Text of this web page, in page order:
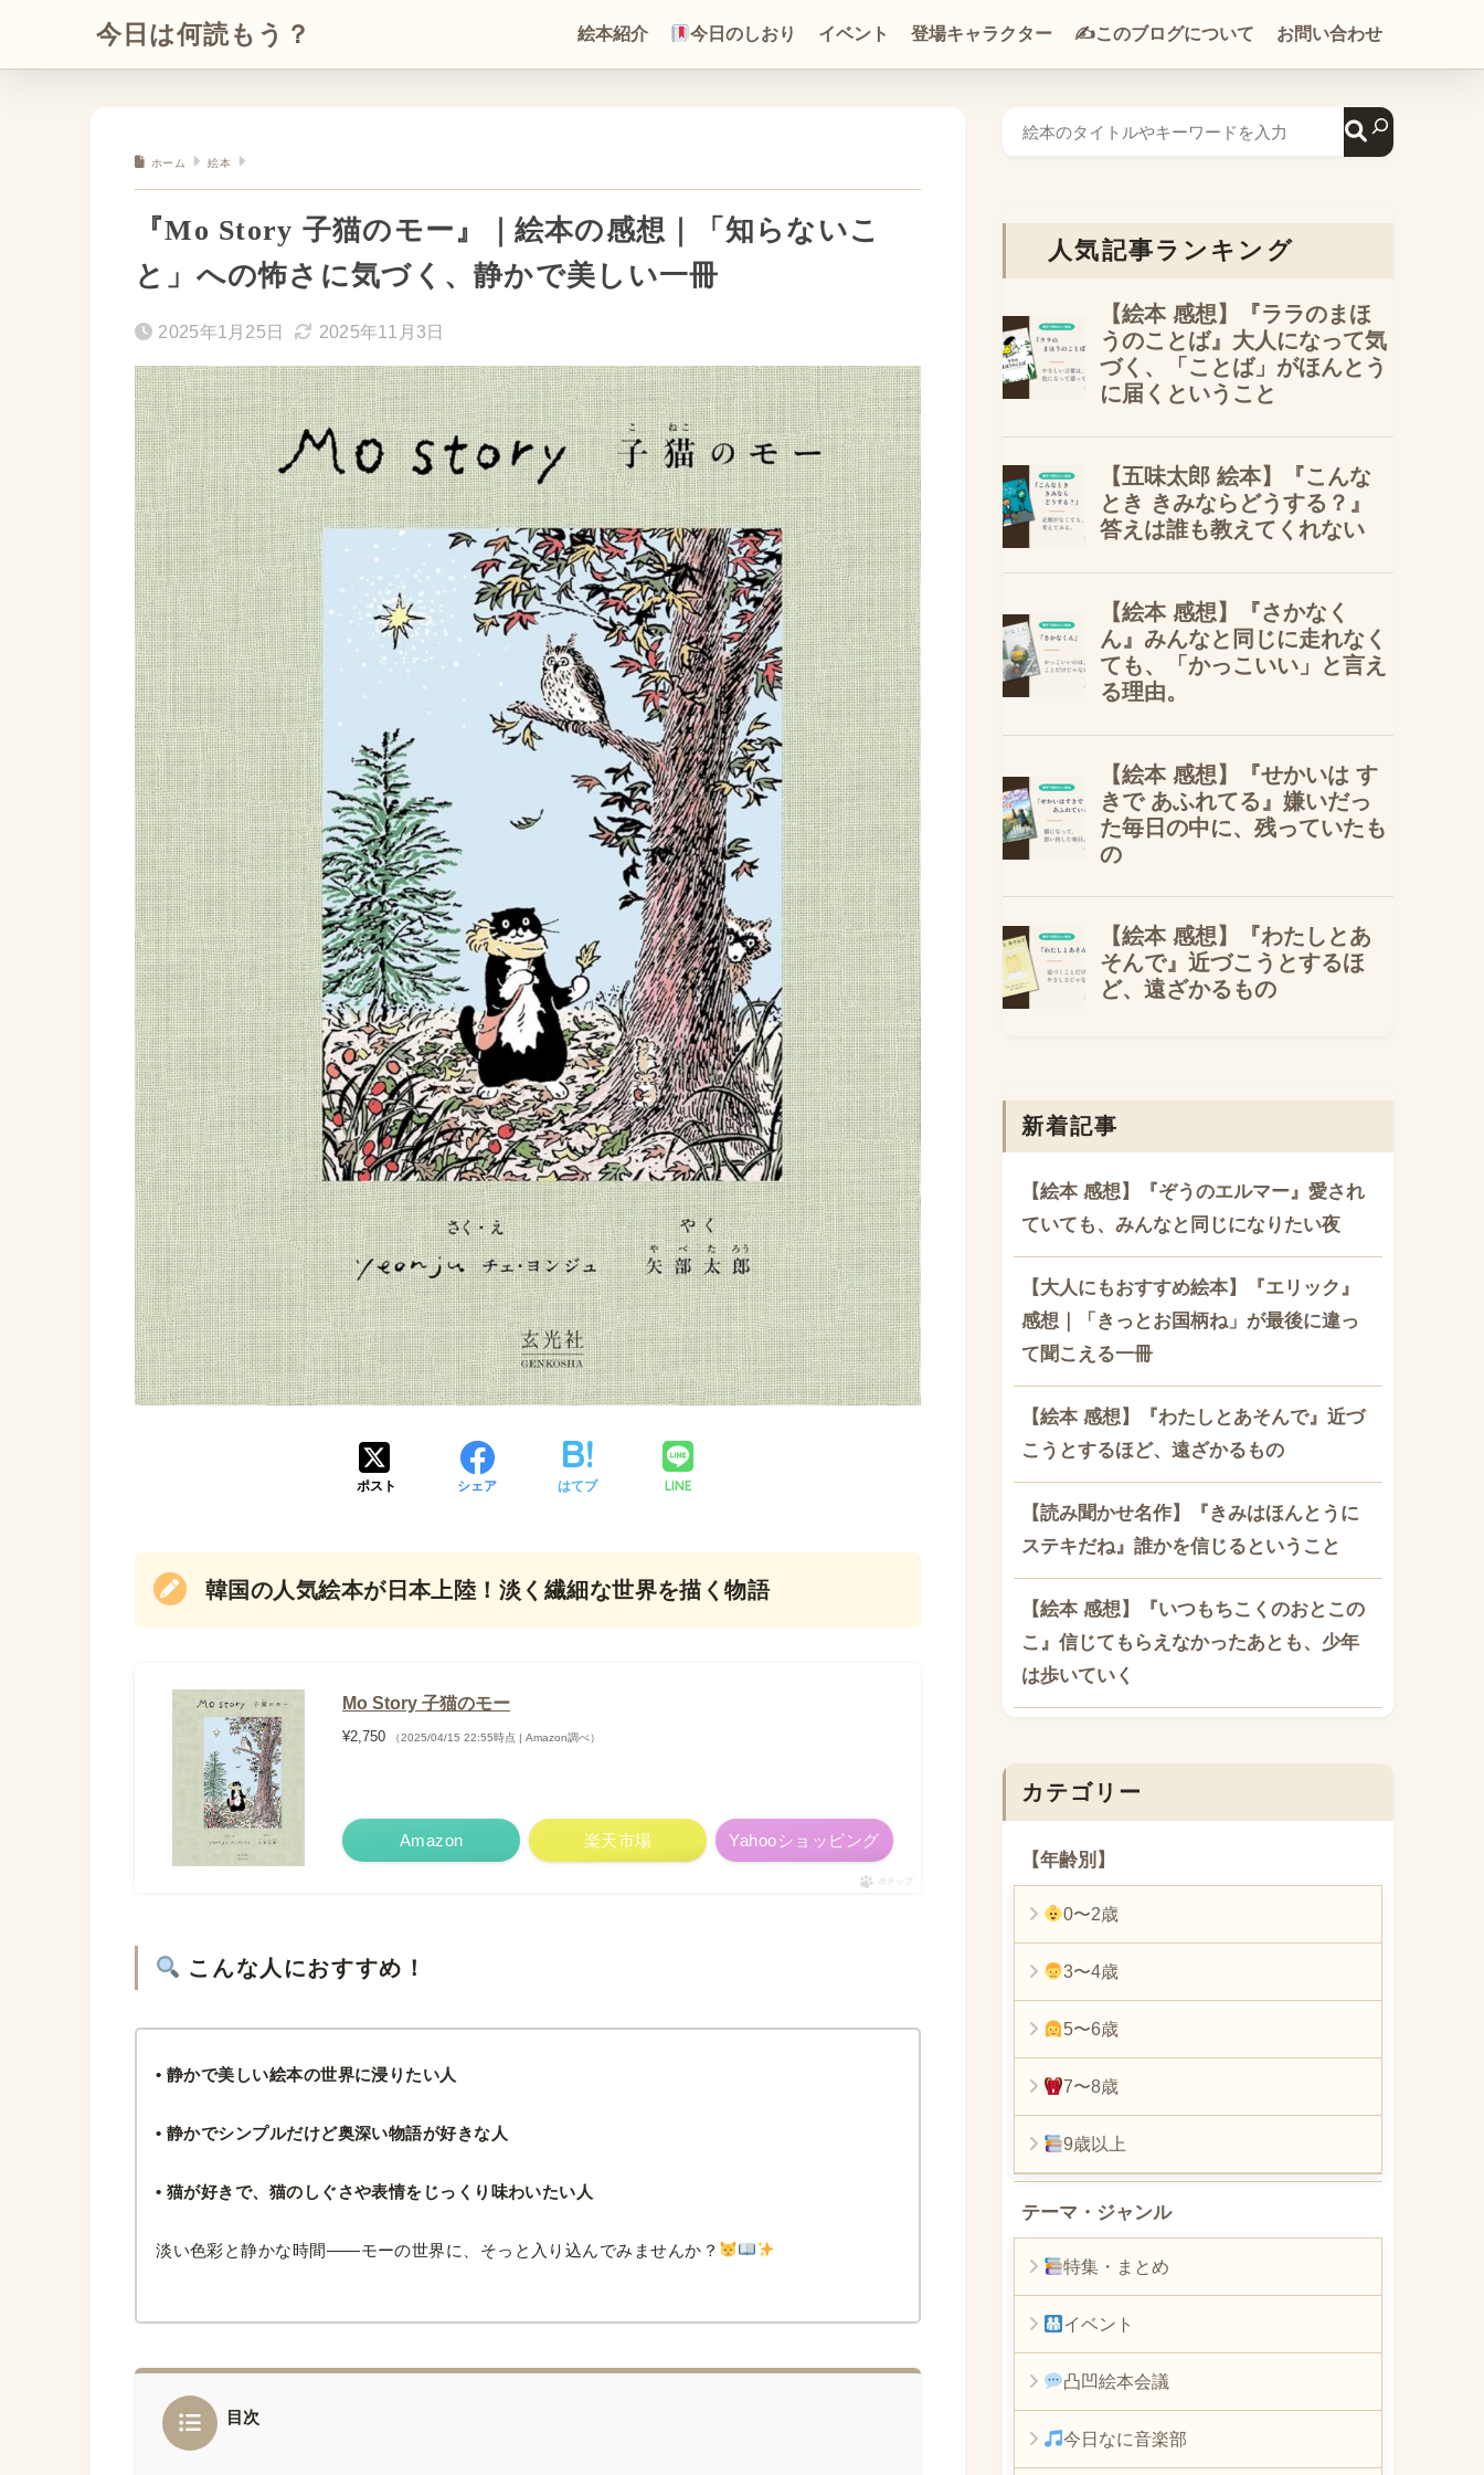
今日は何読もう？ 絵本紹介 今日のしおり イベント 登場キャラクター ✍️このブログについて お問い合わせ
ホーム 絵本
『Mo Story 子猫のモー』｜絵本の感想｜「知らないこ
と」への怖さに気づく、静かで美しい一冊
2025年1月25日 2025年11月3日
ポスト シェア はてブ LINE
韓国の人気絵本が日本上陸！淡く繊細な世界を描く物語
Mo Story 子猫のモー
¥2,750 （2025/04/15 22:55時点 | Amazon調べ）
Amazon 楽天市場 Yahooショッピング
ポチップ
こんな人におすすめ！
• 静かで美しい絵本の世界に浸りたい人
• 静かでシンプルだけど奥深い物語が好きな人
• 猫が好きで、猫のしぐさや表情をじっくり味わいたい人
淡い色彩と静かな時間——モーの世界に、そっと入り込んでみませんか？
目次
人気記事ランキング
新着記事
【絵本 感想】『ぞうのエルマー』愛され
ていても、みんなと同じになりたい夜
【大人にもおすすめ絵本】『エリック』
感想｜「きっとお国柄ね」が最後に違っ
て聞こえる一冊
【絵本 感想】『わたしとあそんで』近づ
こうとするほど、遠ざかるもの
【読み聞かせ名作】『きみはほんとうに
ステキだね』誰かを信じるということ
【絵本 感想】『いつもちこくのおとこの
こ』信じてもらえなかったあとも、少年
は歩いていく
カテゴリー
【年齢別】
0〜2歳
3〜4歳
5〜6歳
7〜8歳
9歳以上
テーマ・ジャンル
特集・まとめ
イベント
凸凹絵本会議
今日なに音楽部